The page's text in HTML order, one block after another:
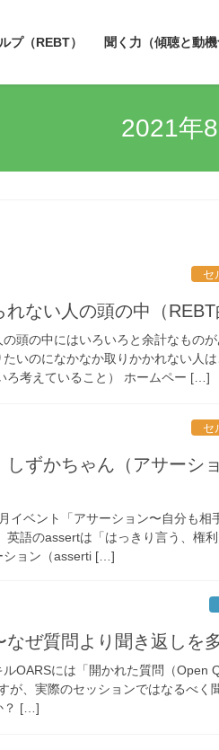
プ（REBT） 聞く力（傾聴と動機
2021年8
セ
ない人の頭の中（REBT
頭の中にはいろいろと余計なものが
いのになかなか取りかかれない人
ろ考えていること） ホームペー […]
セ
しずかちゃん（アサーシ
イベント「アサーション〜自分も相
英語のassertは「はっきり言う、権
ション（asserti […]
ぜ質問より聞き返しを
OARSには「開かれた質問（Open
が、実際のセッションではなるべく
？ […]